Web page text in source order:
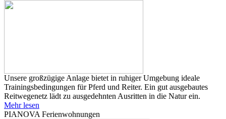
Unsere großzügige Anlage bietet in ruhiger Umgebung ideale
Trainingsbedingungen für Pferd und Reiter. Ein gut ausgebautes
Reitwegenetz lädt zu ausgedehnten Ausritten in die Natur ein.
Mehr lesen
PIANOVA Ferienwohnungen